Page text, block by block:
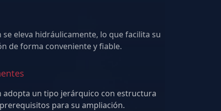
eleva hidráulicamente, lo que facilita su
carga y descarga, y su fijación de forma conveniente y fiable.
adopta un tipo jerárquico con estructura
de dos capas, lo que ofrece prerequisitos para su ampliación.